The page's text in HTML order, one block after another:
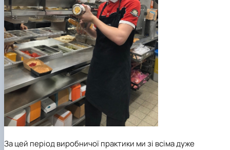
За цей період виробничої практики ми зі всіма дуже